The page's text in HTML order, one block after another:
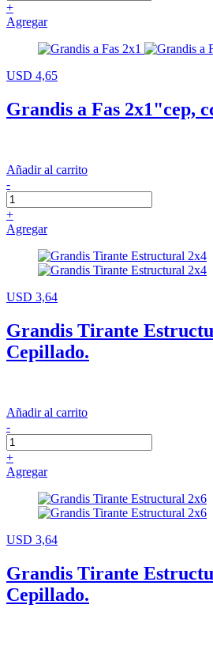
+
Agregar
USD 4,65
Grandis a Fas 2x1"cep,
Añadir al carrito
-
+
Agregar
USD 3,64
Grandis Tirante
Cepillado.
Añadir al carrito
-
+
Agregar
USD 3,64
Grandis Tirante
Cepillado.